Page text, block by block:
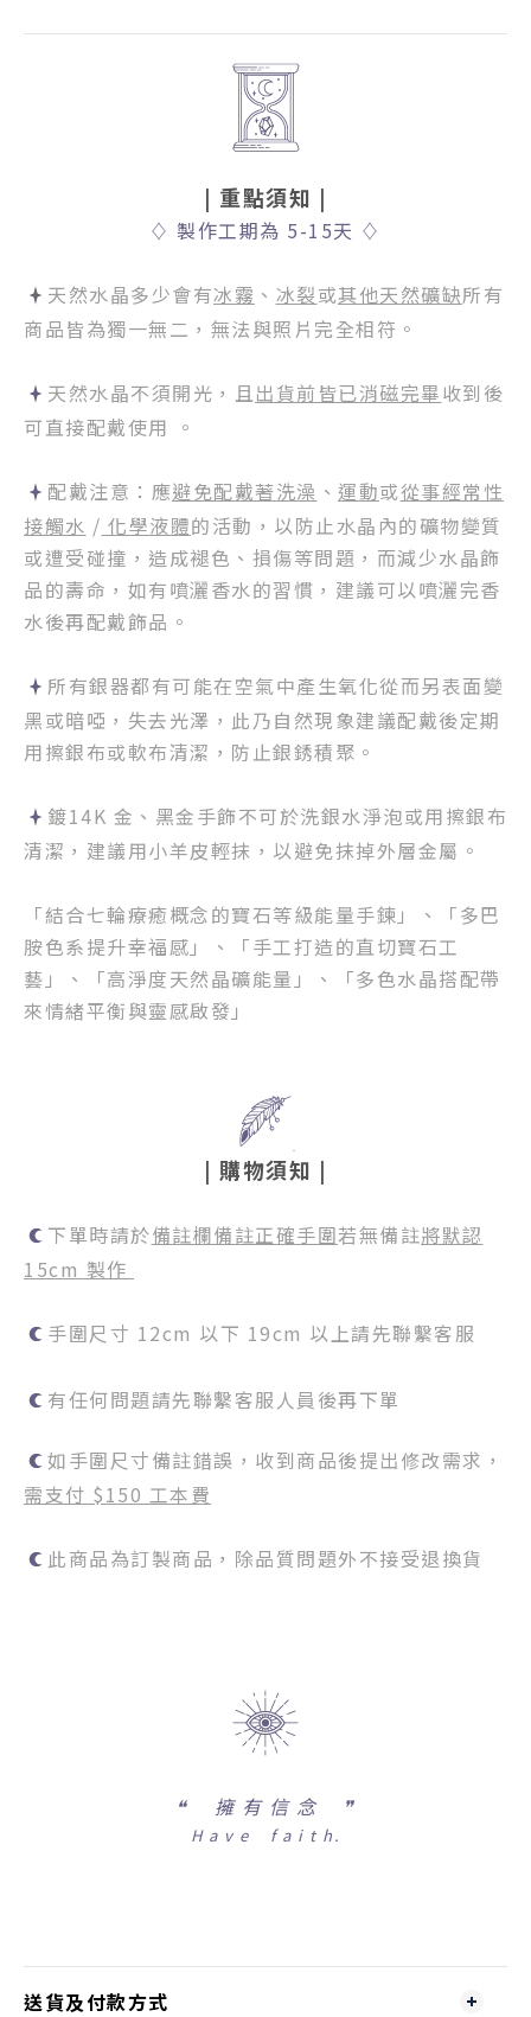
| 重點須知 |
♢ 製作工期為 5-15天 ♢
天然水晶多少會有冰霧 、 冰裂或其他天然礦缺所有
商品皆為獨一無二，無法與照片完全相符。
天然水晶不須開光，且出貨前皆已消磁完畢收到後
可直接配戴使用 。
配戴注意：應避免配戴著洗澡 、 運動或從事經常性
接觸水 / 化學液體的活動，以防止水晶內的礦物變質
或遭受碰撞，造成褪色、損傷等問題，而減少水晶飾
品的壽命，如有噴灑香水的習慣，建議可以噴灑完香
水後再配戴飾品。
所有銀器都有可能在空氣中產生氧化從而另表面變
黑或暗啞，失去光澤，此乃自然現象建議配戴後定期
用擦銀布或軟布清潔，防止銀銹積聚。
鍍14K 金、黑金手飾不可於洗銀水淨泡或用擦銀布
清潔，建議用小羊皮輕抹，以避免抹掉外層金屬。
「結合七輪療癒概念的寶石等級能量手鍊」、「多巴
胺色系提升幸福感」、「手工打造的直切寶石工
藝」、「高淨度天然晶礦能量」、「多色水晶搭配帶
來情緒平衡與靈感啟發」
| 購物須知 |
下單時請於備註欄備註正確手圍若無備註將默認
15cm 製作
手圍尺寸 12cm 以下 19cm 以上請先聯繫客服
有任何問題請先聯繫客服人員後再下單
如手圍尺寸備註錯誤，收到商品後提出修改需求，
需支付 $150 工本費
此商品為訂製商品，除品質問題外不接受退換貨
❝ 擁 有 信 念 ❞
H a v e f a i t h.
送貨及付款方式